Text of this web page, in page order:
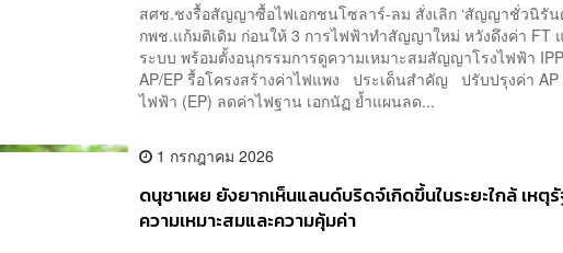
สศช.ชงรื้อสัญญาซื้อไฟเอกชนโซลาร์-ลม สั่งเลิก ‘สัญญาชั่วนิรัน
กพช.แก้มติเดิม ก่อนให้ 3 การไฟฟ้าทำสัญญาใหม่ หวังดึงค่า FT
ระบบ พร้อมตั้งอนุกรรมการดูความเหมาะสมสัญญาโรงไฟฟ้า
AP/EP รื้อโครงสร้างค่าไฟแพง ประเด็นสำคัญ ปรับปรุงค่า AP
ไฟฟ้า (EP) ลดค่าไฟฐาน เอกนัฏ ย้ำแผนลด...
1 กรกฎาคม 2026
ดนุชาเผย ยังยากเห็นแลนด์บริดจ์เกิดขึ้นในระยะใกล้ เห
ความเหมาะสมและความคุ้มค่า